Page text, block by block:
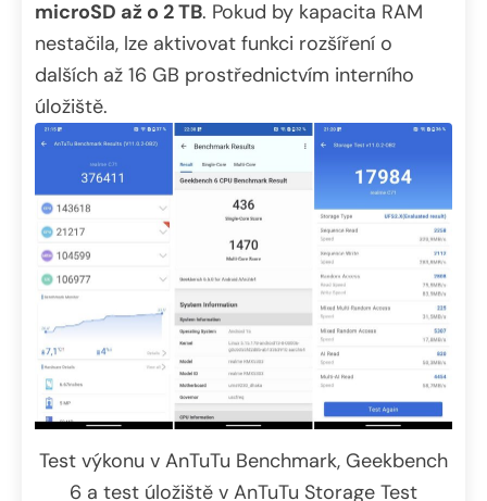
microSD až o 2 TB. Pokud by kapacita RAM
nestačila, lze aktivovat funkci rozšíření o
dalších až 16 GB prostřednictvím interního
úložiště.
Test výkonu v AnTuTu Benchmark, Geekbench
6 a test úložiště v AnTuTu Storage Test